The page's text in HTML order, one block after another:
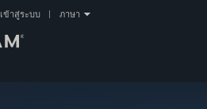
เข้าสู่ระบบ ภาษา